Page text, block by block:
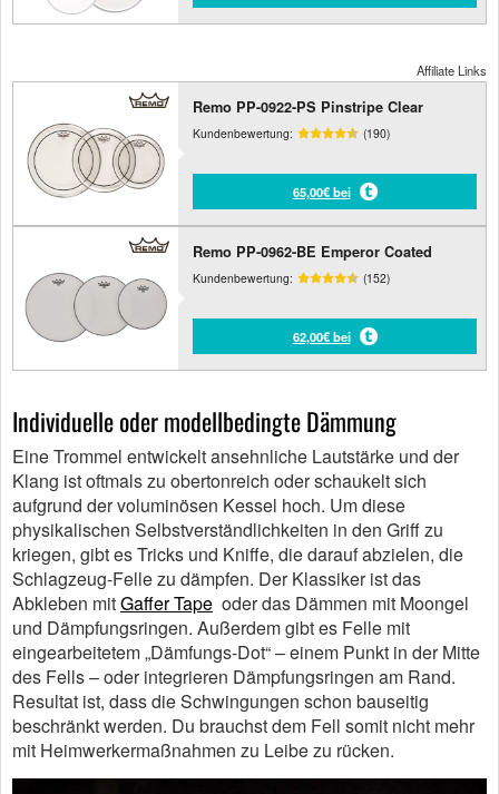
Affiliate Links
Remo PP-0922-PS Pinstripe Clear
Kundenbewertung: (190)
65,00€ bei
Remo PP-0962-BE Emperor Coated
Kundenbewertung: (152)
62,00€ bei
Individuelle oder modellbedingte Dämmung
Eine Trommel entwickelt ansehnliche Lautstärke und der
Klang ist oftmals zu obertonreich oder schaukelt sich
aufgrund der voluminösen Kessel hoch. Um diese
physikalischen Selbstverständlichkeiten in den Griff zu
kriegen, gibt es Tricks und Kniffe, die darauf abzielen, die
Schlagzeug-Felle zu dämpfen. Der Klassiker ist das
Abkleben mitGaffer Tape oder das Dämmen mit Moongel
und Dämpfungsringen. Außerdem gibt es Felle mit
eingearbeitetem „Dämfungs-Dot“ – einem Punkt in der Mitte
des Fells – oder integrieren Dämpfungsringen am Rand.
Resultat ist, dass die Schwingungen schon bauseitig
beschränkt werden. Du brauchst dem Fell somit nicht mehr
mit Heimwerkermaßnahmen zu Leibe zu rücken.